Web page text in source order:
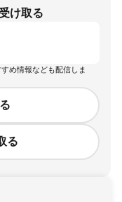
け取る
め情報なども配信しま
る